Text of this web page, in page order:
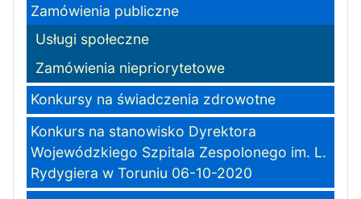
Zamówienia publiczne
Usługi społeczne
Zamówienia niepriorytetowe
Konkursy na świadczenia zdrowotne
Konkurs na stanowisko Dyrektora
Wojewódzkiego Szpitala Zespolonego im. L.
Rydygiera w Toruniu 06-10-2020